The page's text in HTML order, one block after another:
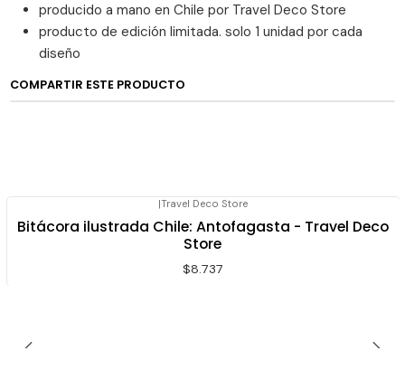
producido a mano en Chile por Travel Deco Store
producto de edición limitada. solo 1 unidad por cada
diseño
COMPARTIR ESTE PRODUCTO
|Travel Deco Store
Bitácora ilustrada Chile: Antofagasta - Travel Deco
Store
$8.737